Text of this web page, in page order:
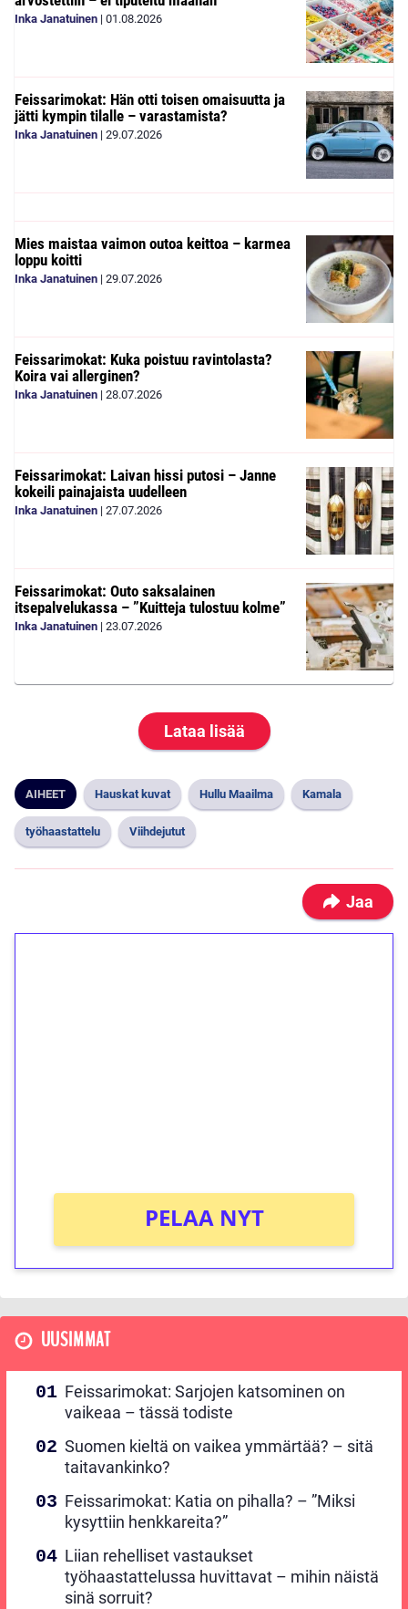
Inka Janatuinen | 01.08.2026
Feissarimokat: Hän otti toisen omaisuutta ja
jätti kympin tilalle – varastamista?
Inka Janatuinen | 29.07.2026
Mies maistaa vaimon outoa keittoa – karmea
loppu koitti
Inka Janatuinen | 29.07.2026
Feissarimokat: Kuka poistuu ravintolasta?
Koira vai allerginen?
Inka Janatuinen | 28.07.2026
Feissarimokat: Laivan hissi putosi – Janne
kokeili painajaista uudelleen
Inka Janatuinen | 27.07.2026
Feissarimokat: Outo saksalainen
itsepalvelukassa – ”Kuitteja tulostuu kolme”
Inka Janatuinen | 23.07.2026
Lataa lisää
AIHEET Hauskat kuvat Hullu Maailma Kamala
työhaastattelu Viihdejutut
Jaa
PELAA NYT
UUSIMMAT
Feissarimokat: Sarjojen katsominen on
vaikeaa – tässä todiste
Suomen kieltä on vaikea ymmärtää? – sitä
taitavankinko?
Feissarimokat: Katia on pihalla? – ”Miksi
kysyttiin henkkareita?”
Liian rehelliset vastaukset
työhaastattelussa huvittavat – mihin näistä
sinä sorruit?